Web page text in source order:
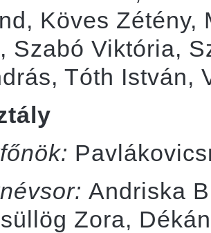
Köves
Szabó Viktória,
Tóth István,
Andriska
Zora,